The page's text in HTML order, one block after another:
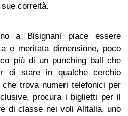
correità.
a Bisignani piace essere
e meritata dimensione, poco
più di un punching ball che
di stare in qualche cerchio
trova numeri telefonici per
procura i biglietti per il
di classe nei voli Alitalia, uno